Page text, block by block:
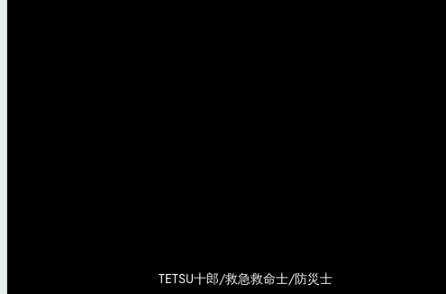
TETSU十郎/救急救命士/防災士